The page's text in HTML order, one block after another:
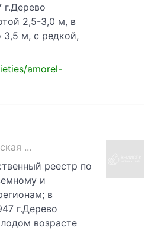
г.Дерево
2,5-3,0 м, в
м, с редкой,
amorel-
...
реестр по
и
в
г.Дерево
возрасте